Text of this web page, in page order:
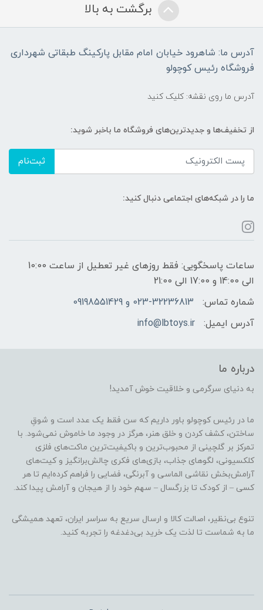
برگشت به بالا
آدرس ما: شاهرود خیابان امام مقابل پارکینگ طبقاتی شهرداری
فروشگاه رئیس کوچولو
آدرس ما روی نقشه: کلیک کنید
از تخفیف‌ها و جدیدترین‌های فروشگاه ما باخبر شوید:
ثبت‌نام
ما را در شبکه‌های اجتماعی دنبال کنید:
ساعات پاسخگویی: فقط روزهای غیر تعطیل از ساعت 10:00
الی 14:00 و 17:00 الی 21:00
شماره تماس:
023-32236813 و 09198551429
آدرس ایمیل:
info@lbtoys.ir
درباره ما
به دنیای سرگرمی و خلاقیت خوش آمدید!
ما در رئیس کوچولو باور داریم که سن فقط یک عدد است و شوقِ
ساختن، کشف کردن و خلق هنر، هرگز در وجود ما خاموش نمی‌شود. با
تمرکز بر گلچینی از محبوب‌ترین و باکیفیت‌ترین ماکت‌های فلزی
کلکسیونی، لگوهای جذاب، بازی‌های فکری چالش‌برانگیز و کیت‌های
آرامش‌بخش نقاشی الماسی و آبرنگی، فضایی را فراهم کرده‌ایم تا هر
کسی – از کودک تا بزرگسال – سهم خود را از هیجان و آرامش پیدا کند.
تنوع بی‌نظیر، اصالت کالا و ارسال سریع به سراسر ایران، تعهد همیشگی
ما به شماست تا لذت یک خرید بی‌دغدغه را تجربه کنید.